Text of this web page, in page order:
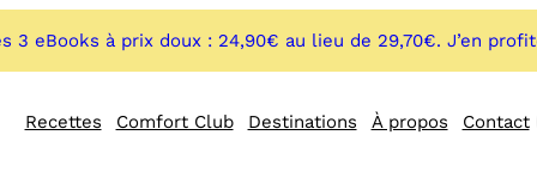
3 eBooks à prix doux : 24,90€ au lieu de 29,70€. J’en
Recettes Comfort Club Destinations À propos Contact